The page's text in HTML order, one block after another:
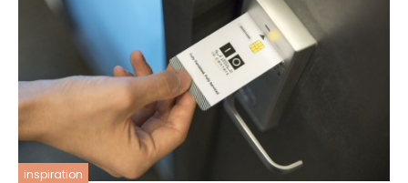
inspiration